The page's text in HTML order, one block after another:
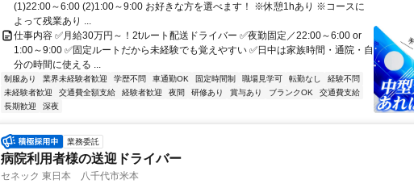
(1)22:00～6:00 (2)1:00～9:00 お好きな方を選べます！ ※休憩1hあり ※コースに
よって残業あり ...
仕事内容 ✅月給30万円～！2tルート配送ドライバー ✅夜勤固定／22:00～6:00 or
1:00～9:00 ✅固定ルートだから未経験でも覚えやすい ✅日中は家族時間・通院・自
分の時間に使える ...
制服あり 業界未経験者歓迎 学歴不問 車通勤OK 固定時間制 職場見学可 転勤なし
経験不問
未経験者歓迎
交通費全額支給 経験者歓迎 夜間 研修あり 賞与あり ブランクOK
交通費支給
長期歓迎
深夜
業務委託
病院利用者様の送迎ドライバー
セネック 東日本 八千代市米本